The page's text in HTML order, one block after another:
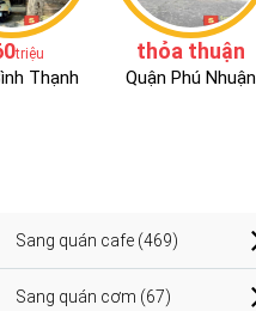
triệu
Thạnh
thỏa thuận
Quận Phú Nhuận
Sang quán cafe (469)
Sang quán cơm (67)